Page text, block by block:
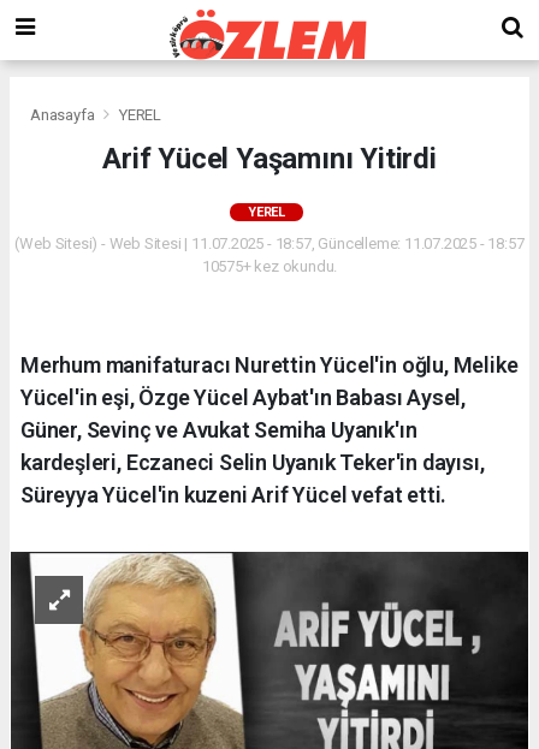
Anasayfa YEREL
Arif Yücel Yaşamını Yitirdi
YEREL
(Web Sitesi) - Web Sitesi | 11.07.2025 - 18:57, Güncelleme: 11.07.2025 - 18:57
10575+ kez okundu.
Merhum manifaturacı Nurettin Yücel'in oğlu, Melike
Yücel'in eşi, Özge Yücel Aybat'ın Babası Aysel,
Güner, Sevinç ve Avukat Semiha Uyanık'ın
kardeşleri, Eczaneci Selin Uyanık Teker'in dayısı,
Süreyya Yücel'in kuzeni Arif Yücel vefat etti.